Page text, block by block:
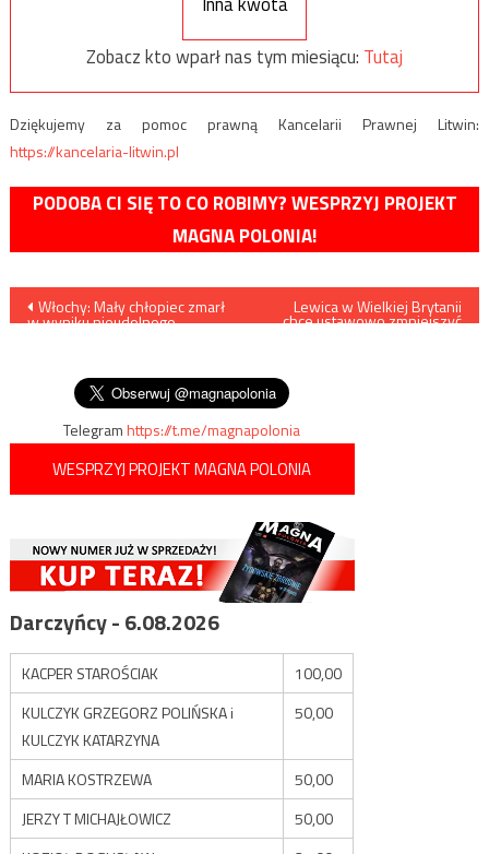
Zobacz kto wparł nas tym miesiącu: Tutaj
Dziękujemy za pomoc prawną Kancelarii Prawnej Litwin:
https://kancelaria-litwin.pl
PODOBA CI SIĘ TO CO ROBIMY? WESPRZYJ PROJEKT
MAGNA POLONIA!
Nawigacja
Włochy: Mały chłopiec zmarł
w wyniku nieudolnego
Lewica w Wielkiej Brytanii
chce ustawowo zmniejszyć
Telegramhttps://t.me/magnapolonia
WESPRZYJ PROJEKT MAGNA POLONIA
Darczyńcy - 6.08.2026
KACPER STAROŚCIAK
100,00
KULCZYK GRZEGORZ POLIŃSKA i
KULCZYK KATARZYNA
50,00
MARIA KOSTRZEWA
50,00
JERZY T MICHAJŁOWICZ
50,00